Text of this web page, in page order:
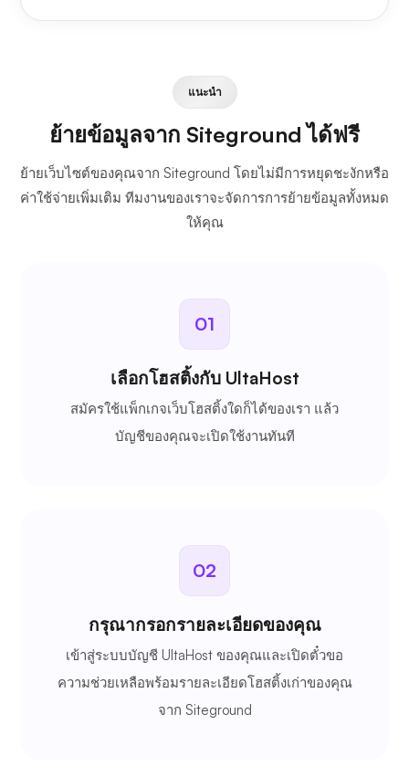
แนะนำ
ย้ายข้อมูลจาก Siteground ได้ฟรี
ย้ายเว็บไซต์ของคุณจาก Siteground โดยไม่มีการหยุดชะงักหรือ
ค่าใช้จ่ายเพิ่มเติม ทีมงานของเราจะจัดการการย้ายข้อมูลทั้งหมด
ให้คุณ
01
เลือกโฮสติ้งกับ UltaHost
สมัครใช้แพ็กเกจเว็บโฮสติ้งใดก็ได้ของเรา แล้ว
บัญชีของคุณจะเปิดใช้งานทันที
02
กรุณากรอกรายละเอียดของคุณ
เข้าสู่ระบบบัญชี UltaHost ของคุณและเปิดตั๋วขอ
ความช่วยเหลือพร้อมรายละเอียดโฮสติ้งเก่าของคุณ
จาก Siteground